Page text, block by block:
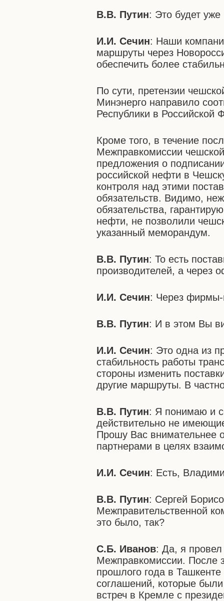
В.В. Путин: Это будет
И.И. Сечин: Наши
маршруты через
обеспечить более
По сути, претензии
Минэнерго направило
Республики в Российской
Кроме того, в течение
Межправкомиссии
предложения о
российской нефти в
контроля над этими
обязательств. Видимо,
обязательства,
нефти, не позволили
указанный меморандум.
В.В. Путин: То есть
производителей, а через
И.И. Сечин: Через фирмы-
В.В. Путин: И в этом Вы
И.И. Сечин: Это одна из
стабильность работы
стороны изменить
другие маршруты. В
В.В. Путин: Я понимаю и
действительно не
Прошу Вас внимательнее
партнерами в целях
И.И. Сечин: Есть,
В.В. Путин: Сергей
Межправительственной
это было, так?
С.Б. Иванов: Да, я провел
Межправкомиссии. После
прошлого года в
соглашений, которые
встреч в Кремле с